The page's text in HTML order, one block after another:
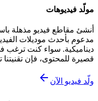
مولّد فيديوهات
أنشئ مقاطع فيديو مذهلة
مدعوم بأحدث موديلات
ديناميكية. سواء كنت ترغب
قصيرة للمحتوى، فإن تقنيتنا
ولّد فيديو الآن